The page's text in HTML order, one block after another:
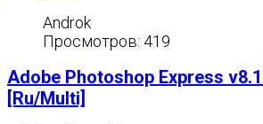
Androk
Просмотров: 419
Adobe Photoshop Express
[Ru/Multi]